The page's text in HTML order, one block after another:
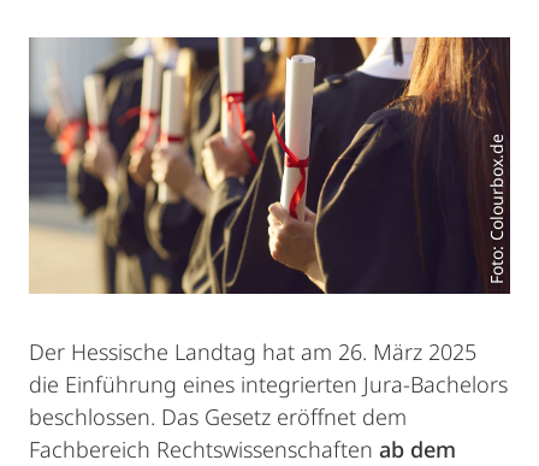
Foto: Colourbox.de
Der Hessische Landtag hat am 26. März 2025
die Einführung eines integrierten Jura-Bachelors
beschlossen. Das Gesetz eröffnet dem
Fachbereich Rechtswissenschaften ab dem